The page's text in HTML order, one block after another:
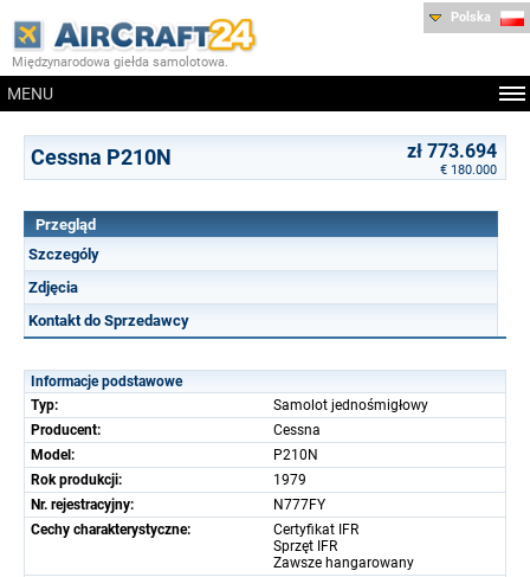
Międzynarodowa giełda samolotowa.
MENU
Polska
Cessna P210N zł 773.694
€ 180.000
Przegląd
Szczególy
Zdjęcia
Kontakt do Sprzedawcy
Informacje podstawowe
Typ:
Samolot jednośmigłowy
Producent:
Cessna
Model:
P210N
Rok produkcji:
1979
Nr. rejestracyjny:
N777FY
Cechy charakterystyczne:
Certyfikat IFR
Sprzęt IFR
Zawsze hangarowany